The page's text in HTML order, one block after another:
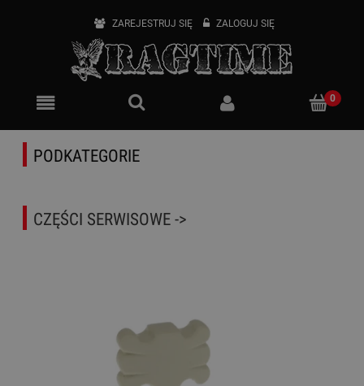
ZAREJESTRUJ SIĘ ZALOGUJ SIĘ
PODKATEGORIE
CZĘŚCI SERWISOWE ->